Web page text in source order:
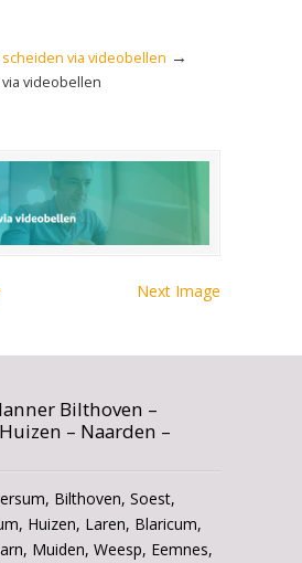
via videobellen →
videobellen
Next Image
Bilthoven –
– Naarden –
Bilthoven, Soest,
Huizen, Laren, Blaricum,
Muiden, Weesp, Eemnes,